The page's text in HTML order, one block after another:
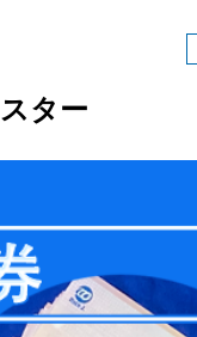
ター